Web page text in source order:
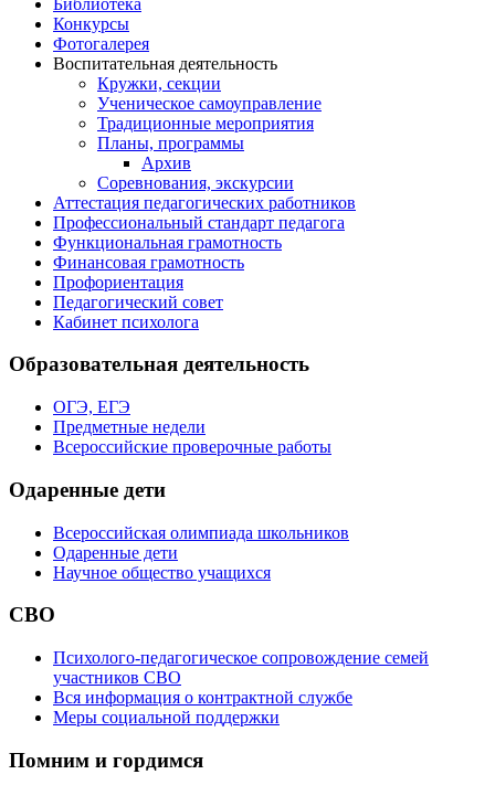
Конкурсы
Фотогалерея
Воспитательная деятельность
Кружки, секции
Ученическое самоуправление
Традиционные мероприятия
Планы, программы
Архив
Соревнования, экскурсии
Аттестация педагогических работников
Профессиональный стандарт педагога
Функциональная грамотность
Финансовая грамотность
Профориентация
Педагогический совет
Кабинет психолога
Образовательная деятельность
ОГЭ, ЕГЭ
Предметные недели
Всероссийские проверочные работы
Одаренные дети
Всероссийская олимпиада школьников
Одаренные дети
Научное общество учащихся
СВО
Психолого-педагогическое сопровождение семей
участников СВО
Вся информация о контрактной службе
Меры социальной поддержки
Помним и гордимся